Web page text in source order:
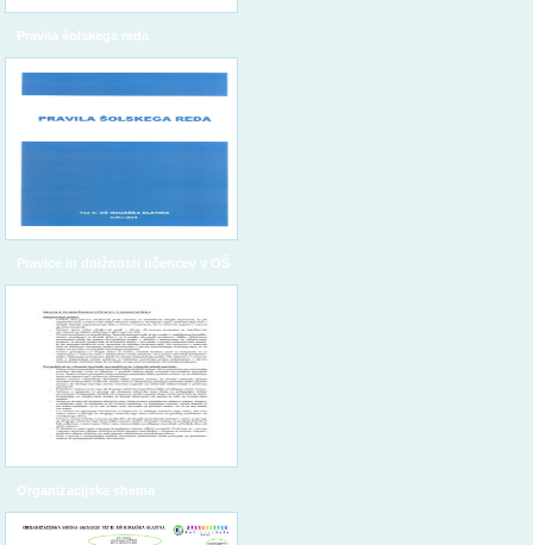
Pravila šolskega reda
Pravice in dolžnosti učencev v OŠ
Organizacijska shema